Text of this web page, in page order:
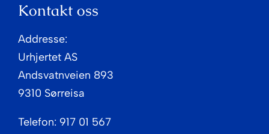
Kontakt oss
Addresse:
Urhjertet AS
Andsvatnveien 893
9310 Sørreisa
Telefon: 917 01 567